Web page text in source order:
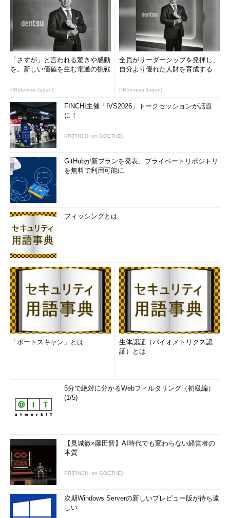
い場合は、修復サーバなど特定のコンピュータにのみアクセスで
きるようにIPフィルタが適用される。
入り口が特定少数であるため、運用がシンプルである。
追加投資が最小限で済む。
[短所]
利用シナリオはVPN接続時に限られる。
現時点ではWindows Server 2008のVPNソリューションが
3．IPsec
IPsecによるNAP強制では、クライアントの正常性がポリシー
る。ポリシーを満たしていない場合は、証明書が提供されないた
め、IPsecによる通信が必須のコンピュータとは通信できない。
なお通常は自動的に配布される証明書が、NAP強制時は削除され
る。
[長所]
強力なユーザー認証と暗号化が利用可能。
スイッチやルータなどを越えての通信にも影響はない。
強制サーバがWindows Server 2008に含まれているため、
追加投資が最小限で済む。
クライアントはドメインに参加している必要がある。
正常性登録機関（HRA：Health Registration Authority）サ
4．802.1x
802.1xは、RADIUSなどの認証サーバを使った、ユーザーの認
証のための規格である。主に無線LANで使われ、認証をパスした
802.1xによるNAP強制では、802.1x認証に対応したネットワーク
機器であるイーサネット・スイッチや無線LANアクセス・ポイン
「さすが」と言われる驚きや感動
を。新しい価値を生む電通の挑戦
PR(dentsu Japan)
全員がリーダーシップを発揮し、
自分より優れた人財を育成する
PR(dentsu Japan)
FINCHI主催「IVS2026」トークセッションが話題
に！
PR(FINCHI on GOETHE)
GitHubが新プランを発表、プライベートリポジトリ
を無料で利用可能に
フィッシングとは
「ポートスキャン」とは
生体認証（バイオメトリクス認
証）とは
5分で絶対に分かるWebフィルタリング（初級編）
(1/5)
【見城徹×藤田晋】AI時代でも変わらない経営者の
本質
PR(FINCHI on GOETHE)
次期Windows Serverの新しいプレビュー版が待ち遠
しい